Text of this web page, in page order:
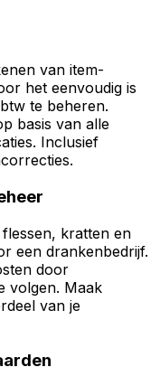
van item-
het eenvoudig is
te beheren.
basis van alle
Inclusief
kratten en
een drankenbedrijf.
door
volgen. Maak
van je